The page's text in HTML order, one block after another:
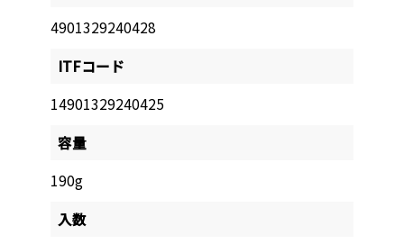
4901329240428
ITFコード
14901329240425
容量
190g
入数